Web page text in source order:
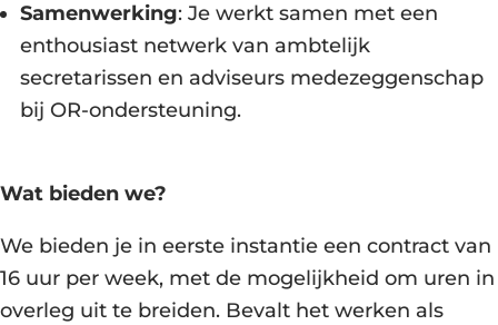
Samenwerking: Je werkt samen met een
enthousiast netwerk van ambtelijk
secretarissen en adviseurs medezeggenschap
bij OR-ondersteuning.
Wat bieden we?
We bieden je in eerste instantie een contract van
16 uur per week, met de mogelijkheid om uren in
overleg uit te breiden. Bevalt het werken als